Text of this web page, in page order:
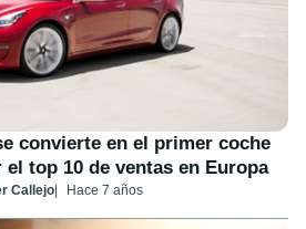
convierte en el primer coche
top 10 de ventas en Europa
Callejo Hace 7 años